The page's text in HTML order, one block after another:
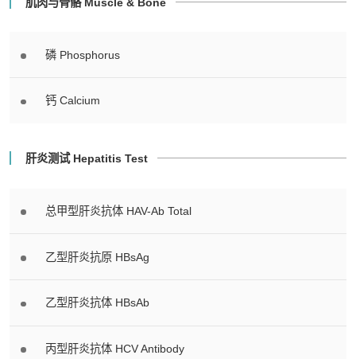
磷 Phosphorus
钙 Calcium
肝炎测试 Hepatitis Test
总甲型肝炎抗体 HAV-Ab Total
乙型肝炎抗原 HBsAg
乙型肝炎抗体 HBsAb
丙型肝炎抗体 HCV Antibody